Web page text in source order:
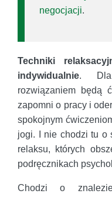
negocjacji.
Techniki
indywidualnie. Dla
rozwiązaniem będą
zapomni o pracy i
spokojnym
jogi. I nie chodzi tu o
relaksu, których
podręcznikach
Chodzi o